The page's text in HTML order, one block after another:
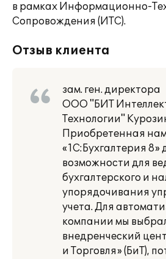
в рамках Информационно-
Сопровождения (ИТС).
Отзыв клиента
зам. ген. директора
ООО "БИТ
Технологии"
Приобретенная
«1С:Бухгалтерия 8»
возможности для
бухгалтерского и
упорядочивания
учета. Для
компании мы
внедренческий
и Торговля» (БиТ),